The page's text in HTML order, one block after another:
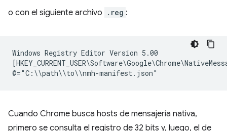
o con el siguiente archivo .reg :
Windows Registry Editor Version 5.00
Cuando Chrome busca hosts de mensajería nativa,
primero se consulta el registro de 32 bits y, luego, el de